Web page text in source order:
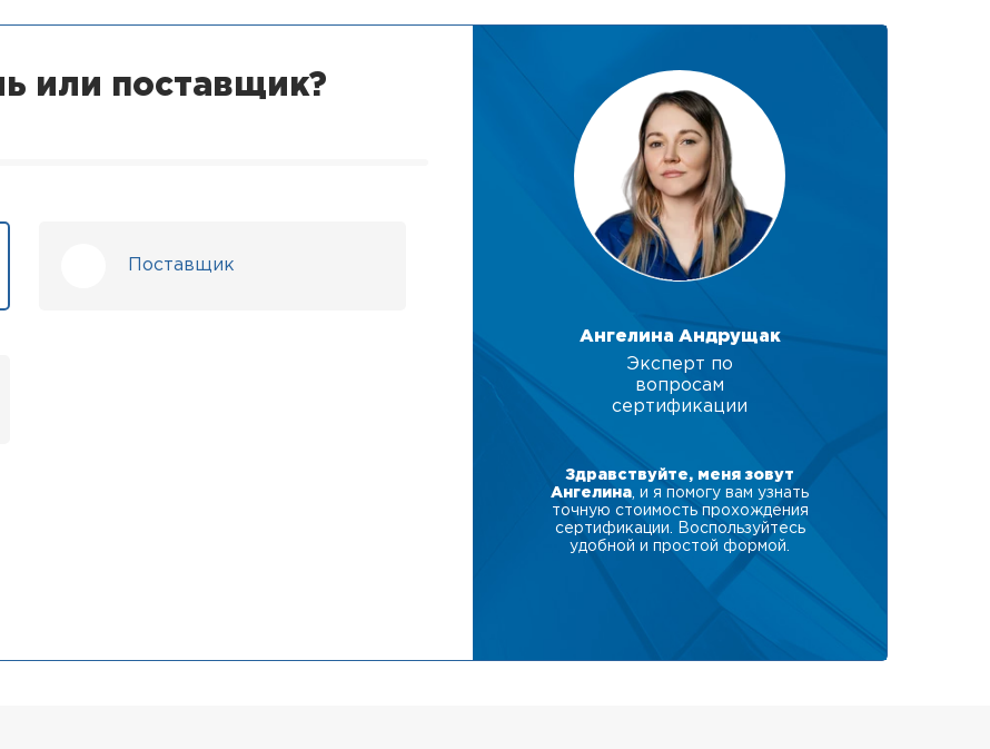
или поставщик?
Поставщик
Ангелина Андрущак
Эксперт по
вопросам
сертификации
Здравствуйте, меня зовут
Ангелина , и я помогу вам узнать
точную стоимость прохождения
сертификации. Воспользуйтесь
удобной и простой формой.